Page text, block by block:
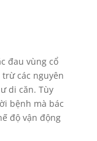
đau vùng cổ
các nguyên
di căn. Tùy
bệnh mà bác
độ vận động